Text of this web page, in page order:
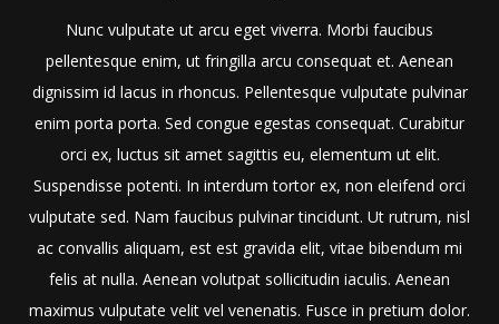
Nunc vulputate ut arcu eget viverra. Morbi faucibus
pellentesque enim, ut fringilla arcu consequat et. Aenean
dignissim id lacus in rhoncus. Pellentesque vulputate pulvinar
enim porta porta. Sed congue egestas consequat. Curabitur
orci ex, luctus sit amet sagittis eu, elementum ut elit.
Suspendisse potenti. In interdum tortor ex, non eleifend orci
vulputate sed. Nam faucibus pulvinar tincidunt. Ut rutrum, nisl
ac convallis aliquam, est est gravida elit, vitae bibendum mi
felis at nulla. Aenean volutpat sollicitudin iaculis. Aenean
maximus vulputate velit vel venenatis. Fusce in pretium dolor.